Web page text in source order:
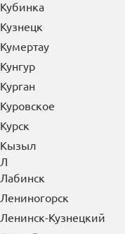
Кстово
Кубинка
Кузнецк
Кумертау
Кунгур
Курган
Куровское
Курск
Кызыл
Л
Лабинск
Лениногорск